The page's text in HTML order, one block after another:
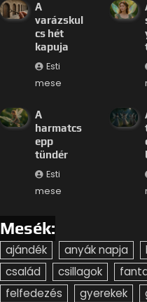
A
varázskul
cs hét
kapuja
Esti
mese
A
harmatcs
epp
tündér
Esti
mese
Mesék:
ajándék anyák napja
család
csillagok
felfedezés
gyerekek